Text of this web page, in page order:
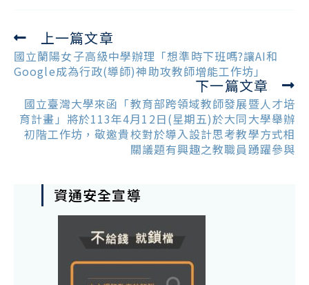
Read
more
articles
上一篇文章
國立蘭陽女子高級中學辦理「想準時下班嗎?讓AI和
Google成為行政(導師)神助攻教師增能工作坊」
下一篇文章
國立臺灣大學來函「教育部跨領域教師發展暨人才培
育計畫」將於113年4月12日(星期五)於大同大學舉辦
初階工作坊，敬邀貴校對於導入設計思考教學方式相
關議題有興趣之教職員踴躍參與
資通安全宣導